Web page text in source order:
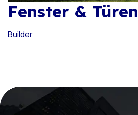
Fenster & Türen
Builder